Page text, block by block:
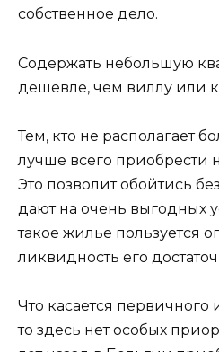
собственное дело.
Содержать небольшую
дешевле, чем виллу или
Тем, кто не располагает
лучше всего приобрести
Это позволит обойтись
дают на очень выгодных
такое жилье пользуется
ликвидность его
Что касается первичного
то здесь нет особых